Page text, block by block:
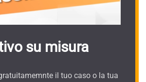
su misura
il tuo caso o la tua